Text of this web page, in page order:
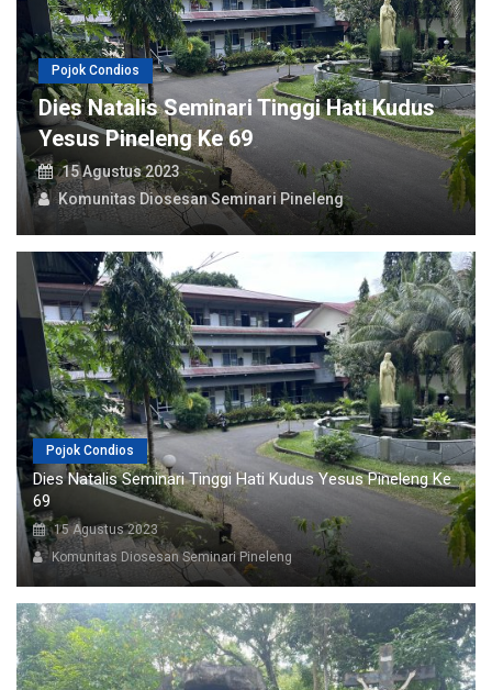
Seminari Tinggi Hati Kudus
Ke 69
2023
Diosesan Seminari Pineleng
Pojok Condios
Dios Cup
13
Pojok Condios
Dies Natalis Seminari Tinggi Hati Kudus Yesus Pineleng Ke
69
15 Agustus 2023
Komunitas Diosesan Seminari Pineleng